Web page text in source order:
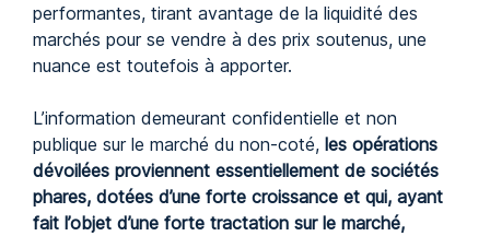
performantes, tirant avantage de la liquidité des
marchés pour se vendre à des prix soutenus, une
nuance est toutefois à apporter.
L’information demeurant confidentielle et non
publique sur le marché du non-coté, les opérations
dévoilées proviennent essentiellement de sociétés
phares, dotées d’une forte croissance et qui, ayant
fait l’objet d’une forte tractation sur le marché,